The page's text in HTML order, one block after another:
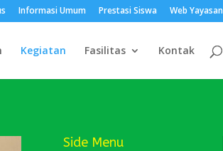
Informasi Umum Prestasi Siswa Web Yayasan
Kegiatan Fasilitas Kontak
Side Menu